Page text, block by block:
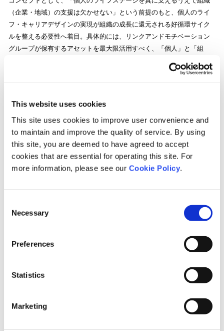
This website uses cookies
This site uses cookies to improve user convenience and
to maintain and improve the quality of service. By using
this site, you are deemed to have agreed to accept
cookies that are essential for operating this site. For
more information, please see our Cookie Policy.
Selection
Necessary
Preferences
Statistics
Marketing
（企業・地域）の支援は欠かせない」という前提のもと、個人のライ
フ・キャリアデザインの実現が組織の成長に還元される好循環サイク
ルを整える必要性へ着目。具体的には、リンクアンドモチベーション
グループが保有するアセットを最大限活用すべく、「個人」と「組
設計し、それぞれの施策テーマと実施内容・結果を提示しました。
各ステージに対する施策テーマは下記の通りです。
促すサービスに関する実証事業
※ライフ・キャリア志向、自律性などに特化した診断スキームの構
築、コーチング法・技術の型化・ナレッジ化、また各種講座のフォー
企業との連携プログラム設計に関する実証事業
築、コーチング法・技術の型化・ナレッジ化、また各種講座のフォー